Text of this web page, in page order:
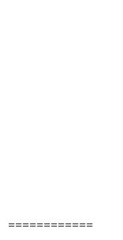
============